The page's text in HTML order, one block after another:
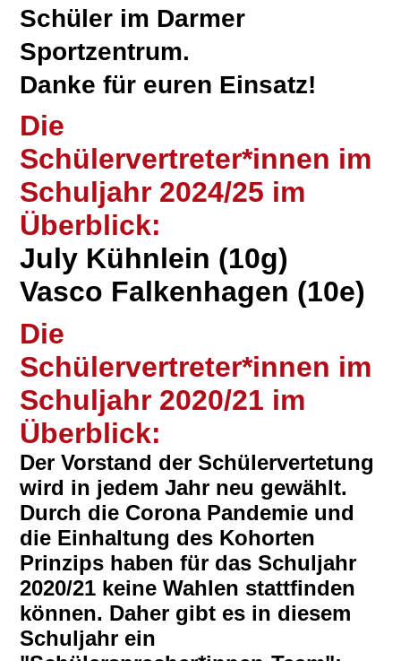
Schüler im Darmer
Sportzentrum.
Danke für euren Einsatz!
Die
Schülervertreter*innen im
Schuljahr 2024/25 im
Überblick:
July Kühnlein (10g)
Vasco Falkenhagen (10e)
Die
Schülervertreter*innen im
Schuljahr 2020/21 im
Überblick:
Der Vorstand der Schülervertetung
wird in jedem Jahr neu gewählt.
Durch die Corona Pandemie und
die Einhaltung des Kohorten
Prinzips haben für das Schuljahr
2020/21 keine Wahlen stattfinden
können. Daher gibt es in diesem
Schuljahr ein